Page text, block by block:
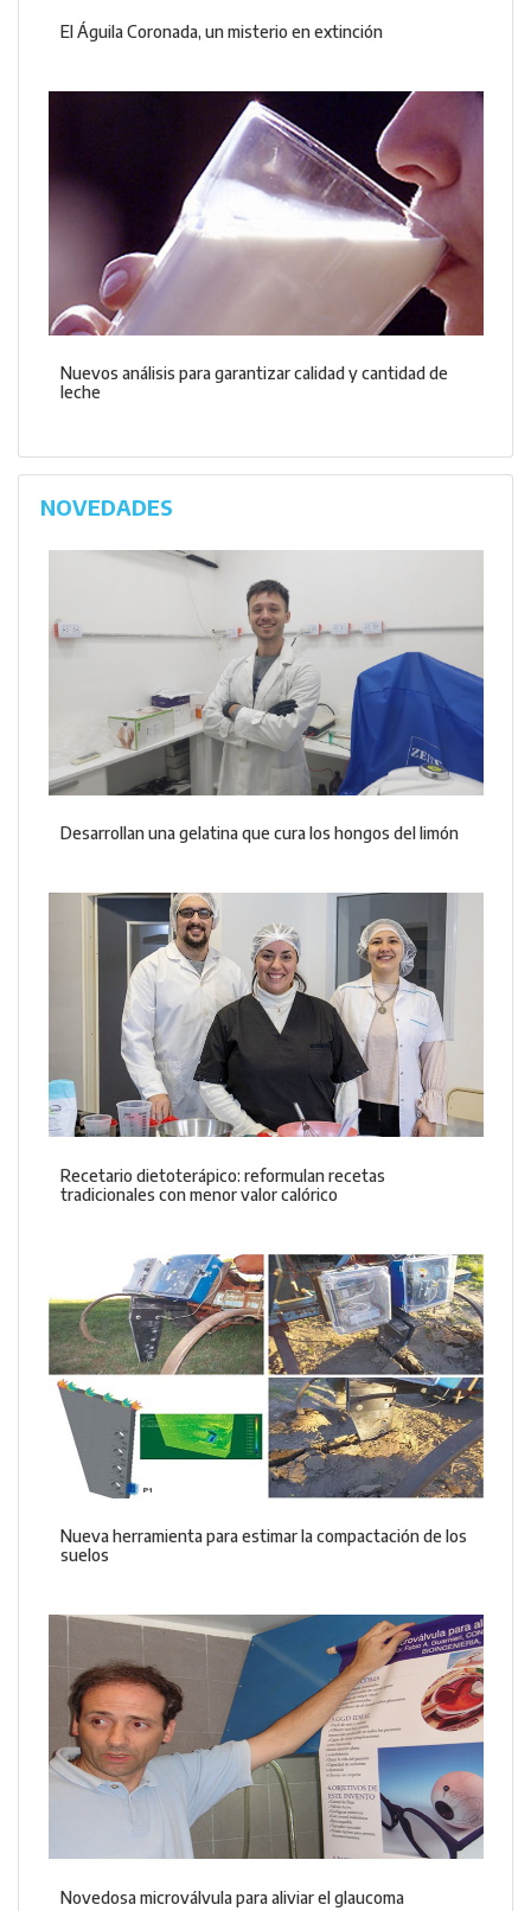
El Águila Coronada, un misterio en extinción
Nuevos análisis para garantizar calidad y cantidad de
leche
NOVEDADES
Desarrollan una gelatina que cura los hongos del limón
Recetario dietoterápico: reformulan recetas
tradicionales con menor valor calórico
Nueva herramienta para estimar la compactación de los
suelos
Novedosa microválvula para aliviar el glaucoma